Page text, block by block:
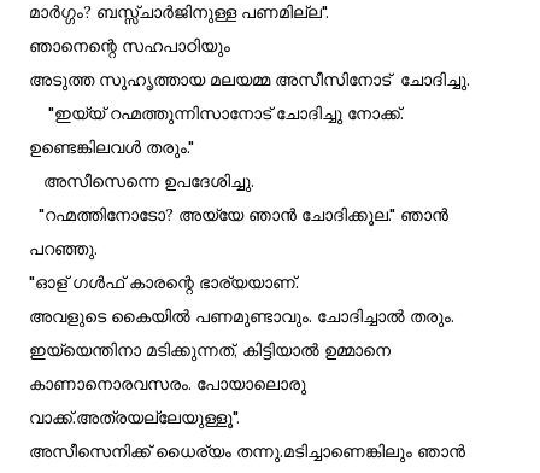
മാർഗ്ഗം? ബസ്സ്ചാർജിനുള്ള പണമില്ല".
ഞാനെന്റെ സഹപാഠിയും
അടുത്ത സുഹൃത്തായ മലയമ്മ അസീസിനോട് ചോദിച്ചു.
"ഇയ്യ് റഹ്മത്തുന്നിസാനോട് ചോദിച്ചു നോക്ക്.
ഉണ്ടെങ്കിലവൾ തരും."
അസീസെന്നെ ഉപദേശിച്ചു.
"റഹ്മത്തിനോടോ? അയ്യേ ഞാൻ ചോദിക്കൂല." ഞാൻ
പറഞ്ഞു.
"ഓള് ഗൾഫ് കാരന്റെ ഭാര്യയാണ്.
അവളുടെ കൈയിൽ പണമുണ്ടാവും. ചോദിച്ചാൽ തരും.
ഇയ്യെന്തിനാ മടിക്കുന്നത്, കിട്ടിയാൽ ഉമ്മാനെ
കാണാനൊരവസരം. പോയാലൊരു
വാക്ക്.അത്രയല്ലേയുള്ളൂ".
അസീസെനിക്ക് ധൈര്യം തന്നു.മടിച്ചാണെങ്കിലും ഞാൻ